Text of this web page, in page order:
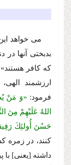
مى خواهد
بدبختى آنها در
كه كافر هستند»
ارزشمند
فرمود: «وَ مَنْ
اللهُ عَلَیْهِمْ مِنَ
حَسُنَ أُولئِكَ
كنند، در زمره
داشته [یعنى] با